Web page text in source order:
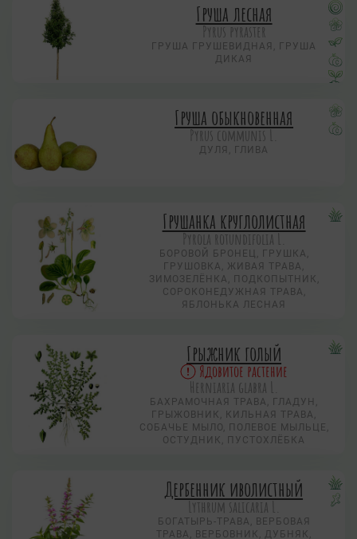
Груша лесная
Pyrus pyraster
ГРУША ГРУШЕВИДНАЯ, ГРУША
ДИКАЯ
Груша обыкновенная
Pyrus communis L.
ДУЛЯ, ГЛИВА
Грушанка круглолистная
Pyrola rotundifolia L.
БОРОВОЙ БРОНЕЦ, ГРУШКА,
ГРУШОВКА, ЖИВАЯ ТРАВА,
ЗИМОЗЕЛЁНКА, ПОДКОПЫТНИК,
СОРОКОНЕДУЖНАЯ ТРАВА,
ЯБЛОНЬКА ЛЕСНАЯ
Грыжник голый
Ядовитое растение
Herniaria glabra L.
БАХРАМОЧНАЯ ТРАВА, ГЛАДУН,
ГРЫЖОВНИК, КИЛЬНАЯ ТРАВА,
СОБАЧЬЕ МЫЛО, ПОЛЕВОЕ МЫЛЬЦЕ,
ОСТУДНИК, ПУСТОХЛЁБКА
Дербенник иволистный
Lythrum salicaria L.
БОГАТЫРЬ-ТРАВА, ВЕРБОВАЯ
ТРАВА, ВЕРБОВНИК, ДУБНЯК,